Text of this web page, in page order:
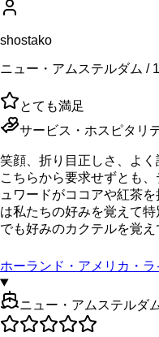
shostako
ニュー・アムステルダム /
とても満足
サービス・ホスピタリ
笑顔、折り目正しさ、よく
こちらから要求せずとも
ュワードがココアや紅茶
は私たちの好みを覚えて
でも好みのカクテルを覚え
ホーランド・アメリカ・ラ
ニュー・アムステルダ